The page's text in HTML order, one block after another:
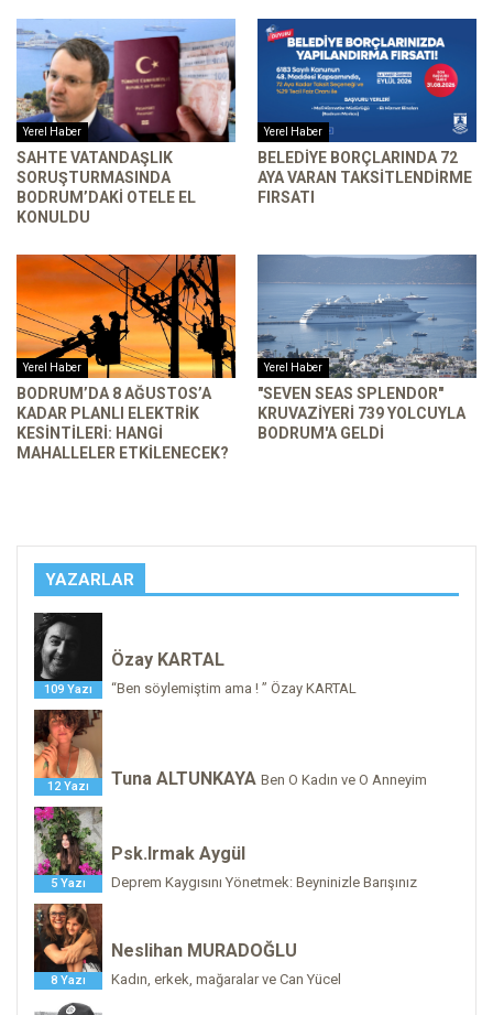
Yerel Haber
SAHTE VATANDAŞLIK
SORUŞTURMASINDA
BODRUM’DAKI OTELE EL
KONULDU
Yerel Haber
BELEDIYE BORÇLARINDA 72
AYA VARAN TAKSITLENDIRME
FIRSATI
Yerel Haber
BODRUM’DA 8 AĞUSTOS’A
KADAR PLANLI ELEKTRIK
KESINTILERI: HANGI
MAHALLELER ETKILENECEK?
Yerel Haber
"SEVEN SEAS SPLENDOR"
KRUVAZIYERI 739 YOLCUYLA
BODRUM'A GELDI
YAZARLAR
109 Yazı
Özay KARTAL
“Ben söylemiştim ama ! ” Özay KARTAL
12 Yazı Tuna ALTUNKAYA Ben O Kadın ve O Anneyim
5 Yazı
Psk.Irmak Aygül
Deprem Kaygısını Yönetmek: Beyninizle Barışınız
8 Yazı
Neslihan MURADOĞLU
Kadın, erkek, mağaralar ve Can Yücel